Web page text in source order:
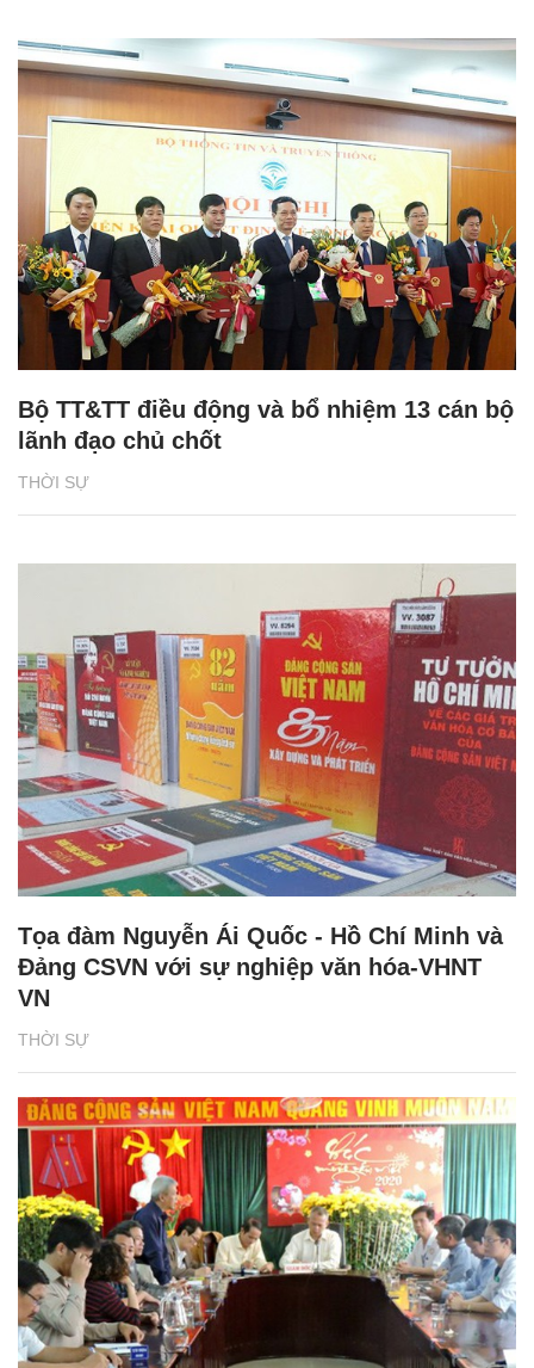
THỜI SỰ
Bộ TT&TT điều động và bổ nhiệm 13 cán bộ
lãnh đạo chủ chốt
THỜI SỰ
Tọa đàm Nguyễn Ái Quốc - Hồ Chí Minh và
Đảng CSVN với sự nghiệp văn hóa-VHNT
VN